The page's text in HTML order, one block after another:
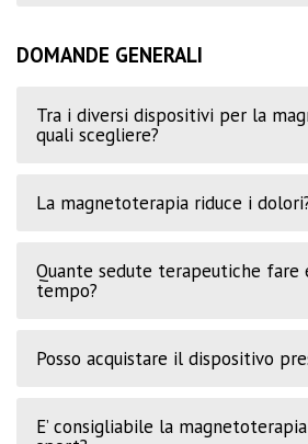
DOMANDE GENERALI
Tra i diversi dispositivi per la
quali scegliere?
La magnetoterapia riduce i
Quante sedute terapeutiche fare
tempo?
Posso acquistare il dispositivo
E’ consigliabile la